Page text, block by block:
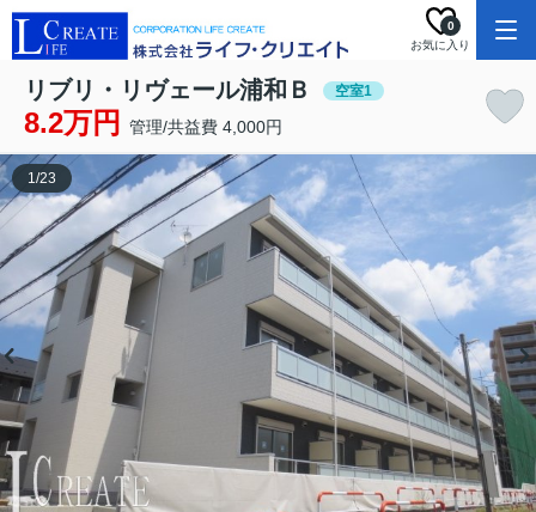
お気に入り
0
リブリ・リヴェール浦和Ｂ 空室1
8.2万円 管理/共益費 4,000円
1/23